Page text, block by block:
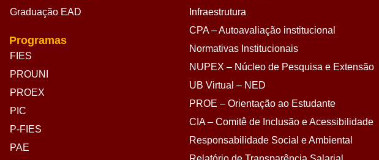
Graduação EAD
Programas
FIES
PROUNI
PROEX
PIC
P-FIES
PAE
Infraestrutura
CPA – Autoavaliação institucional
Normativas Institucionais
NUPEX – Núcleo de Pesquisa e Extensão
UB Virtual – NED
PROE – Orientação ao Estudante
CIA – Comitê de Inclusão e Acessibilidade
Responsabilidade Social e Ambiental